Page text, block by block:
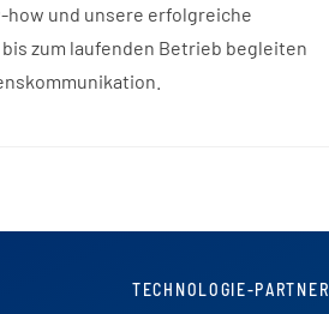
und unsere erfolgreiche
zum laufenden Betrieb begleiten
TECHNOLOGIE-PARTNER